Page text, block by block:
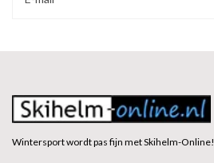
Wintersport wordt pas fijn met Skihelm-Online!